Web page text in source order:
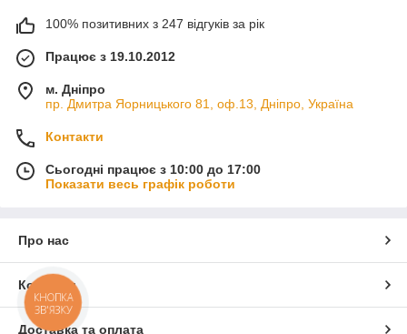
100% позитивних з 247 відгуків за рік
Працює з 19.10.2012
м. Дніпро
пр. Дмитра Яорницького 81, оф.13, Дніпро, Україна
Контакти
Сьогодні працює з 10:00 до 17:00
Показати весь графік роботи
Про нас
Контакти
Доставка та оплата
КНОПКА
ЗВ'ЯЗКУ